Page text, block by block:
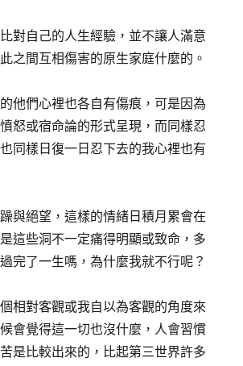
對自己的人生經驗，並不讓人滿意
之間互相傷害的原生家庭什麼的。
他們心裡也各自有傷痕，可是因為
怒或宿命論的形式呈現，而同樣忍
同樣日復一日忍下去的我心裡也有
與絕望，這樣的情緒日積月累會在
這些洞不一定痛得明顯或致命，多
完了一生嗎，為什麼我就不行呢？
相對客觀或我自以為客觀的角度來
會覺得這一切也沒什麼，人會習慣
是比較出來的，比起第三世界許多